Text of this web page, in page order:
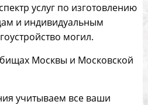
услуг по изготовлению
и индивидуальным
могил.
Москвы и Московской
учитываем все ваши